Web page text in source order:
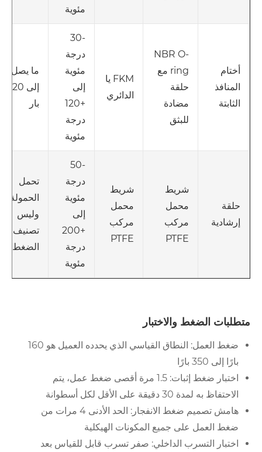
مئوية
أختام
المنافذ
الثابتة
NBR O-
ring مع
حلقة
مضادة
للبثق
FKM يا
الدائري
-30
درجة
مئوية
إلى
+120
درجة
مئوية
ما يصل
إلى 420
بار
حلقة
إرشادية
شريط
محمل
مركب
PTFE
شريط
محمل
مركب
PTFE
-50
درجة
مئوية
إلى
+200
درجة
مئوية
تحمل
الحمولة،
وليس
تصنيف
الضغط
متطلبات الضغط والاختبار
ضغط العمل: النطاق القياسي الذي يحدده العميل هو 160
بارًا إلى 350 بارًا
اختبار ضغط إثبات: 1.5 مرة أقصى ضغط عمل، يتم
الاحتفاظ به لمدة 30 دقيقة على الأقل لكل أسطوانة
هامش تصميم ضغط الانفجار: الحد الأدنى 4 مرات من
ضغط العمل على جميع المكونات الهيكلية
اختبار التسرب الداخلي: صفر تسرب قابل للقياس بعد